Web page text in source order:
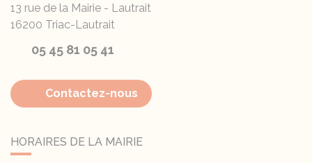
13 rue de la Mairie - Lautrait
16200 Triac-Lautrait
05 45 81 05 41
Contactez-nous
HORAIRES DE LA MAIRIE